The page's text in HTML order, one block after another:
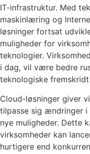
IT-infrastruktur. Med
maskinlæring og
løsninger fortsat
muligheder for
teknologier.
i dag, vil være bedre
teknologiske
Cloud-løsninger giver
tilpasse sig ændringer
nye muligheder. Dette
virksomheder kan
hurtigere end